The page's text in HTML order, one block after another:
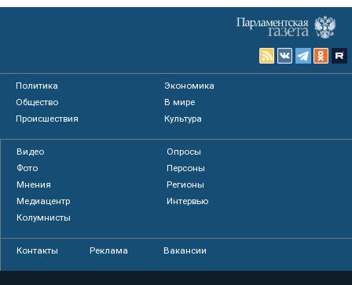
Политика
Экономика
Общество
В мире
Происшествия
Культура
Видео
Опросы
Фото
Персоны
Мнения
Регионы
Медиацентр
Интервью
Колумнисты
Контакты Реклама Вакансии